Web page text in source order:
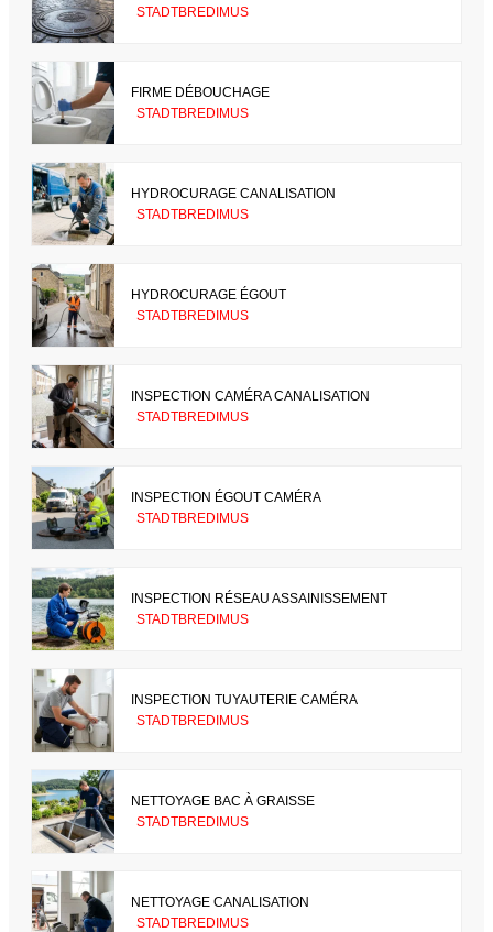
STADTBREDIMUS
FIRME DÉBOUCHAGE
STADTBREDIMUS
HYDROCURAGE CANALISATION
STADTBREDIMUS
HYDROCURAGE ÉGOUT
STADTBREDIMUS
INSPECTION CAMÉRA CANALISATION
STADTBREDIMUS
INSPECTION ÉGOUT CAMÉRA
STADTBREDIMUS
INSPECTION RÉSEAU ASSAINISSEMENT
STADTBREDIMUS
INSPECTION TUYAUTERIE CAMÉRA
STADTBREDIMUS
NETTOYAGE BAC À GRAISSE
STADTBREDIMUS
NETTOYAGE CANALISATION
STADTBREDIMUS